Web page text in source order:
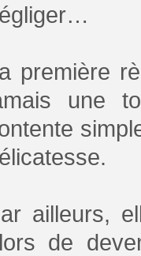
première
une
ailleurs,
de